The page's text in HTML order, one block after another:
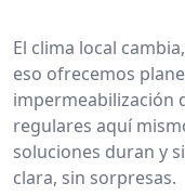
El clima local
eso ofrecemos
impermeabilización
regulares aquí
soluciones duran y
clara, sin sorpresas.